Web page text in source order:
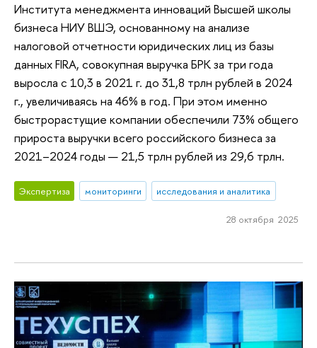
Института менеджмента инноваций Высшей школы
бизнеса НИУ ВШЭ, основанному на анализе
налоговой отчетности юридических лиц из базы
данных FIRA, совокупная выручка БРК за три года
выросла с 10,3 в 2021 г. до 31,8 трлн рублей в 2024
г., увеличиваясь на 46% в год. При этом именно
быстрорастущие компании обеспечили 73% общего
прироста выручки всего российского бизнеса за
2021–2024 годы — 21,5 трлн рублей из 29,6 трлн.
Экспертиза мониторинги исследования и аналитика
28 октября 2025